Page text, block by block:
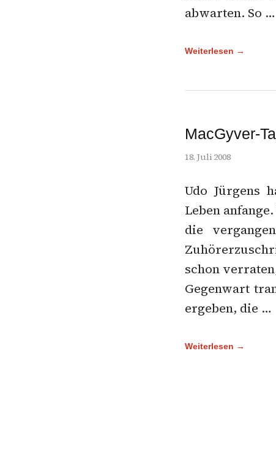
abwarten. So …
Weiterlesen →
MacGyver-
18. Juli 2008
Udo Jürgens
Leben
die
schon
Gegenwart
ergeben, die …
Weiterlesen →